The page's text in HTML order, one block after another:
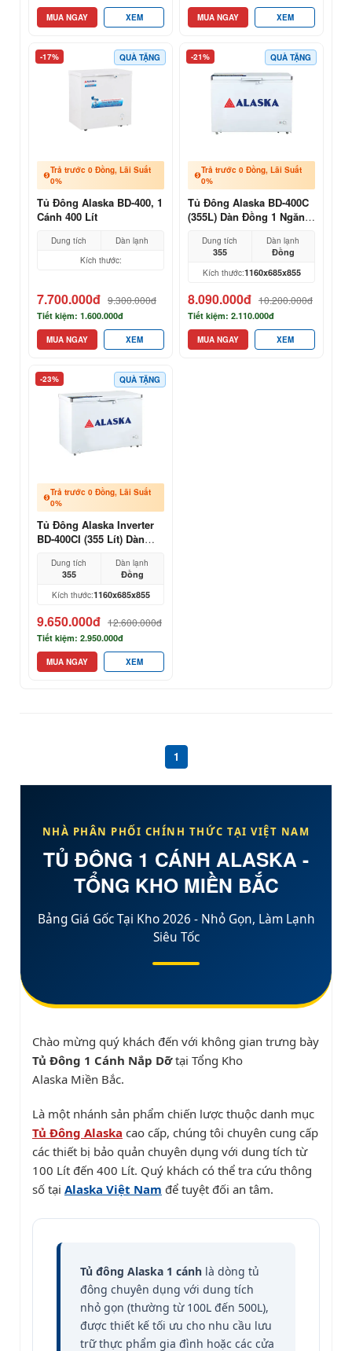
MUA NGAY XEM MUA NGAY XEM
-17% QUÀ TẶNG
Trả trước 0 Đồng, Lãi Suất
0%
Tủ Đông Alaska BD-400, 1
Cánh 400 Lít
Dung tích
Dàn lạnh
Kích thước:
7.700.000đ 9.300.000đ
Tiết kiệm: 1.600.000đ
MUA NGAY XEM
-21% QUÀ TẶNG
Trả trước 0 Đồng, Lãi Suất
0%
Tủ Đông Alaska BD-400C
(355L) Dàn Đồng 1 Ngăn |
Dung tích
355
Dàn lạnh
Đồng
Kích thước:1160x685x855
8.090.000đ 10.200.000đ
Tiết kiệm: 2.110.000đ
MUA NGAY XEM
-23% QUÀ TẶNG
Trả trước 0 Đồng, Lãi Suất
0%
Tủ Đông Alaska Inverter
BD-400CI (355 Lít) Dàn
Dung tích
355
Dàn lạnh
Đồng
Kích thước:1160x685x855
9.650.000đ 12.600.000đ
Tiết kiệm: 2.950.000đ
MUA NGAY XEM
1
NHÀ PHÂN PHỐI CHÍNH THỨC TẠIVIỆT NAM
TỦ ĐÔNG 1 CÁNH ALASKA -
TỔNG KHO MIỀN BẮC
Bảng Giá Gốc Tại Kho 2026 - Nhỏ Gọn, Làm Lạnh
Siêu Tốc
Chào mừng quý khách đến với không gian trưng bày
Tủ Đông 1 Cánh Nắp Dỡtại Tổng Kho
Alaska Miền Bắc.
Là một nhánh sản phẩm chiến lược thuộc danh mục
Tủ Đông Alaska cao cấp, chúng tôi chuyên cung cấp
các thiết bị bảo quản chuyên dụng với dung tích từ
100 Lít đến 400 Lít. Quý khách có thể tra cứu thông
số tại Alaska Việt Nam để tuyệt đối an tâm.
Tủ đông Alaska 1 cánh là dòng tủ
đông chuyên dụng với dung tích
nhỏ gọn (thường từ 100L đến 500L),
được thiết kế tối ưu cho nhu cầu lưu
trữ thực phẩm gia đình hoặc các cửa